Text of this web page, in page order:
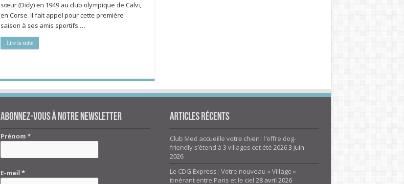
sœur (Didy) en 1949 au club olympique de Calvi,
en Corse. Il fait appel pour cette première
saison à ses amis sportifs …
Lire la suite
Abonnez-vous à notre newsletter
Prénom*
E-mail*
Articles Récents
Club Med accueille votre chien : l’offre dog-
friendly s’étend à 3 villages cet été 20263 juin
2026
Le CDG Express : Votre nouveau « Village »
itinérant entre Paris et le ciel 28 avril 2026